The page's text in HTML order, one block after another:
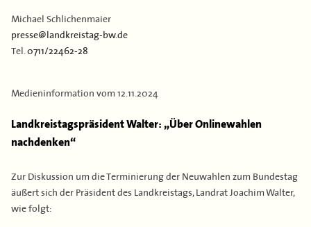
Kontakt
Partner
Flächen & Einwohner
Michael Schlichenmaier
presse@landkreistag-bw.de
Tel. 0711/22462-28
Medieninformation vom 12.11.2024
Landkreistagspräsident Walter: „Über Onlinewahlen
nachdenken“
Zur Diskussion um die Terminierung der Neuwahlen zum Bundestag
äußert sich der Präsident des Landkreistags, Landrat Joachim Walter,
wie folgt: